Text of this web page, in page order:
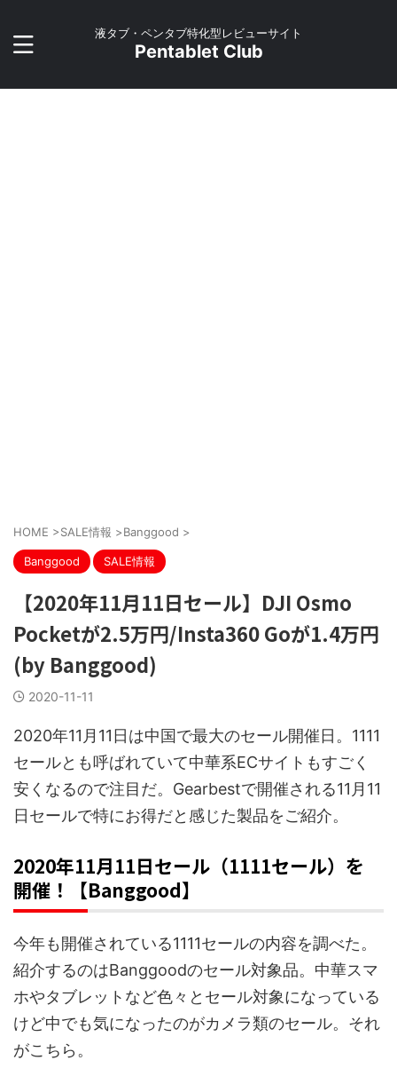
液タブ・ペンタブ特化型レビューサイト
Pentablet Club
HOME >SALE情報 >Banggood >
Banggood SALE情報
【2020年11月11日セール】DJI Osmo
Pocketが2.5万円/Insta360 Goが1.4万円
(by Banggood)
2020-11-11
2020年11月11日は中国で最大のセール開催日。1111
セールとも呼ばれていて中華系ECサイトもすごく
安くなるので注目だ。Gearbestで開催される11月11
日セールで特にお得だと感じた製品をご紹介。
2020年11月11日セール（1111セール）を
開催！【Banggood】
今年も開催されている1111セールの内容を調べた。
紹介するのはBanggoodのセール対象品。中華スマ
ホやタブレットなど色々とセール対象になっている
けど中でも気になったのがカメラ類のセール。それ
がこちら。